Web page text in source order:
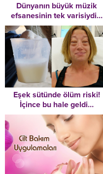
Dünyanın büyük müzik
efsanesinin tek varisiydi…
Trajedilerle dolu hikâyesi
çok erken sonra erdi: Lisa
Marie Presley 54 yaşında
hayatını kaybetti!
Eşek sütünde ölüm riski!
İçince bu hale geldi…